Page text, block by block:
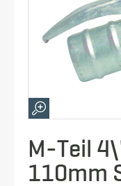
M-Teil
110mm